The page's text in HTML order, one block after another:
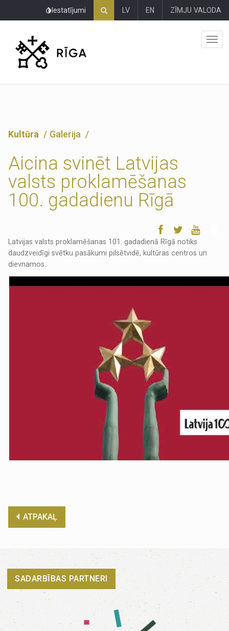
Iestatījumi LV EN ZĪMJU VALODA
Kultūra Galerija
Aicina svinēt Latvijas
valsts proklamēšanas
100. gadadienu Rīgā
Latvijas valsts proklamēšanas 101. gadadienā Rīgā notiks
daudzveidīgi svētku pasākumi pilsētvidē, kultūras centros un
dievnamos.
ATPAKAĻ
SADARBĪBAS PARTNERI